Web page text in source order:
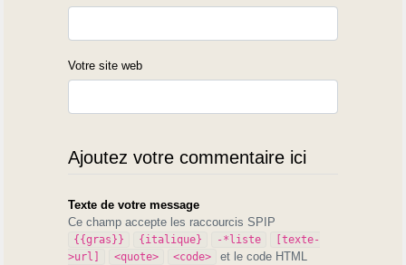
Votre site web
Ajoutez votre commentaire ici
Texte de votre message
Ce champ accepte les raccourcis SPIP
{{gras}} {italique} -*liste
[texte-
>url]
<quote> <code> et le code HTML